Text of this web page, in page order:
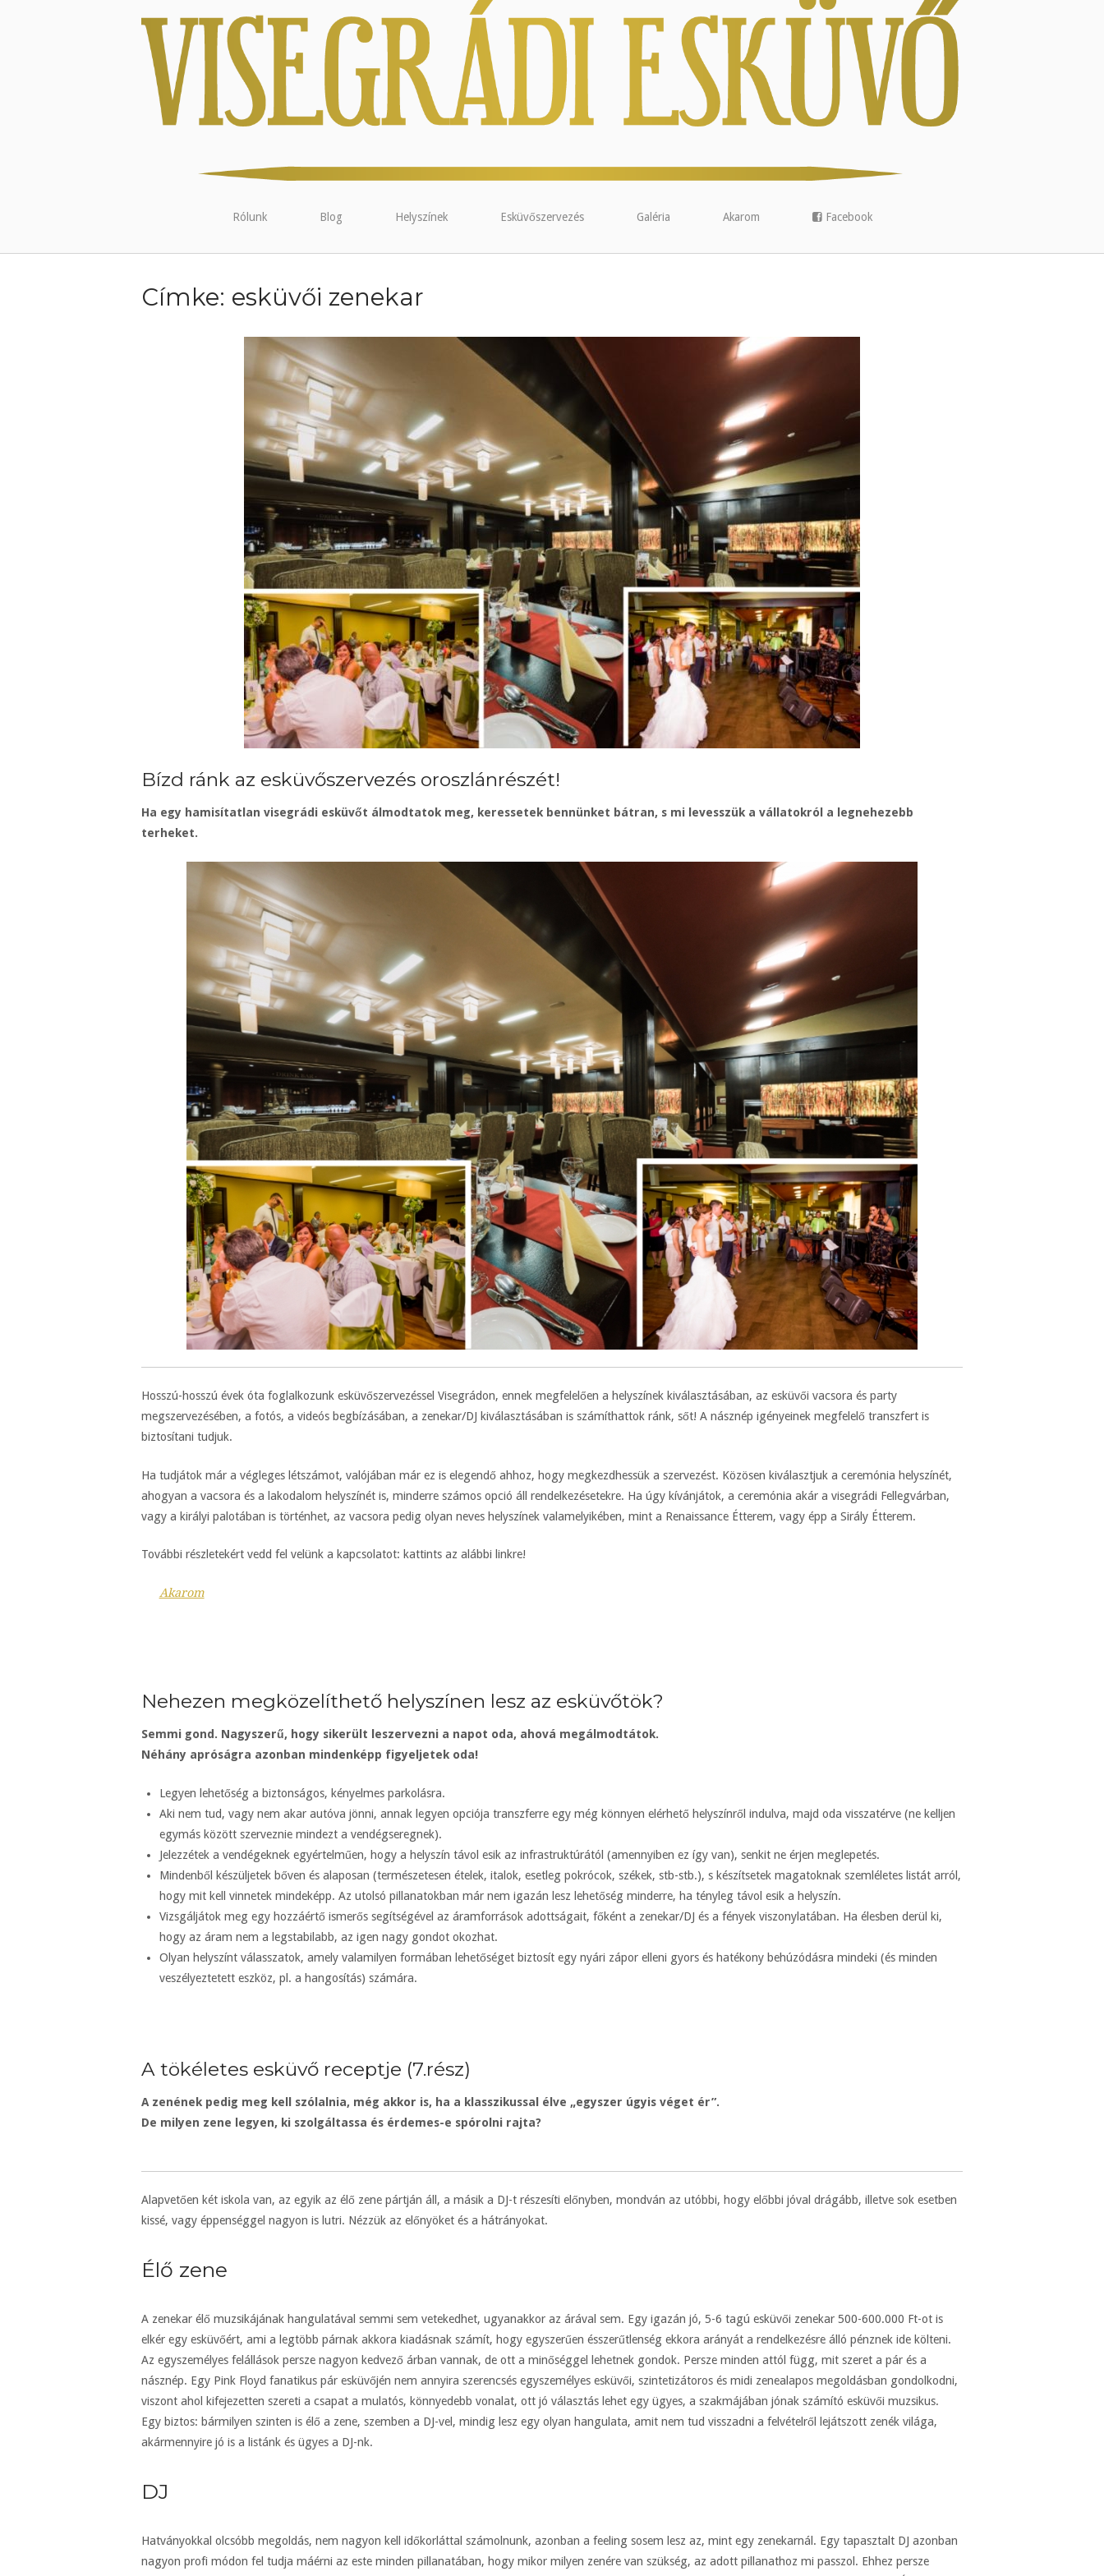
Rólunk Blog Helyszínek Esküvőszervezés Galéria Akarom Facebook
Címke: esküvői zenekar
Bízd ránk az esküvőszervezés oroszlánrészét!
Ha egy hamisítatlan visegrádi esküvőt álmodtatok meg, keressetek bennünket bátran, s mi levesszük a vállatokról a legnehezebb
terheket.
Hosszú-hosszú évek óta foglalkozunk esküvőszervezéssel Visegrádon, ennek megfelelően a helyszínek kiválasztásában, az esküvői vacsora és party
megszervezésében, a fotós, a videós begbízásában, a zenekar/DJ kiválasztásában is számíthattok ránk, sőt! A násznép igényeinek megfelelő transzfert is
biztosítani tudjuk.
Ha tudjátok már a végleges létszámot, valójában már ez is elegendő ahhoz, hogy megkezdhessük a szervezést. Közösen kiválasztjuk a ceremónia helyszínét,
ahogyan a vacsora és a lakodalom helyszínét is, minderre számos opció áll rendelkezésetekre. Ha úgy kívánjátok, a ceremónia akár a visegrádi Fellegvárban,
vagy a királyi palotában is történhet, az vacsora pedig olyan neves helyszínek valamelyikében, mint a Renaissance Étterem, vagy épp a Sirály Étterem.
További részletekért vedd fel velünk a kapcsolatot: kattints az alábbi linkre!
Akarom
Nehezen megközelíthető helyszínen lesz az esküvőtök?
Semmi gond. Nagyszerű, hogy sikerült leszervezni a napot oda, ahová megálmodtátok.
Néhány apróságra azonban mindenképp figyeljetek oda!
Legyen lehetőség a biztonságos, kényelmes parkolásra.
Aki nem tud, vagy nem akar autóva jönni, annak legyen opciója transzferre egy még könnyen elérhető helyszínről indulva, majd oda visszatérve (ne kelljen
egymás között szerveznie mindezt a vendégseregnek).
Jelezzétek a vendégeknek egyértelműen, hogy a helyszín távol esik az infrastruktúrától (amennyiben ez így van), senkit ne érjen meglepetés.
Mindenből készüljetek bőven és alaposan (természetesen ételek, italok, esetleg pokrócok, székek, stb-stb.), s készítsetek magatoknak szemléletes listát arról,
hogy mit kell vinnetek mindeképp. Az utolsó pillanatokban már nem igazán lesz lehetőség minderre, ha tényleg távol esik a helyszín.
Vizsgáljátok meg egy hozzáértő ismerős segítségével az áramforrások adottságait, főként a zenekar/DJ és a fények viszonylatában. Ha élesben derül ki,
hogy az áram nem a legstabilabb, az igen nagy gondot okozhat.
Olyan helyszínt válasszatok, amely valamilyen formában lehetőséget biztosít egy nyári zápor elleni gyors és hatékony behúzódásra mindeki (és minden
veszélyeztetett eszköz, pl. a hangosítás) számára.
A tökéletes esküvő receptje (7.rész)
A zenének pedig meg kell szólalnia, még akkor is, ha a klasszikussal élve „egyszer úgyis véget ér”.
De milyen zene legyen, ki szolgáltassa és érdemes-e spórolni rajta?
Alapvetően két iskola van, az egyik az élő zene pártján áll, a másik a DJ-t részesíti előnyben, mondván az utóbbi, hogy előbbi jóval drágább, illetve sok esetben
kissé, vagy éppenséggel nagyon is lutri. Nézzük az előnyöket és a hátrányokat.
Élő zene
A zenekar élő muzsikájának hangulatával semmi sem vetekedhet, ugyanakkor az árával sem. Egy igazán jó, 5-6 tagú esküvői zenekar 500-600.000 Ft-ot is
elkér egy esküvőért, ami a legtöbb párnak akkora kiadásnak számít, hogy egyszerűen ésszerűtlenség ekkora arányát a rendelkezésre álló pénznek ide költeni.
Az egyszemélyes felállások persze nagyon kedvező árban vannak, de ott a minőséggel lehetnek gondok. Persze minden attól függ, mit szeret a pár és a
násznép. Egy Pink Floyd fanatikus pár esküvőjén nem annyira szerencsés egyszemélyes esküvői, szintetizátoros és midi zenealapos megoldásban gondolkodni,
viszont ahol kifejezetten szereti a csapat a mulatós, könnyedebb vonalat, ott jó választás lehet egy ügyes, a szakmájában jónak számító esküvői muzsikus.
Egy biztos: bármilyen szinten is élő a zene, szemben a DJ-vel, mindig lesz egy olyan hangulata, amit nem tud visszadni a felvételről lejátszott zenék világa,
akármennyire jó is a listánk és ügyes a DJ-nk.
DJ
Hatványokkal olcsóbb megoldás, nem nagyon kell időkorláttal számolnunk, azonban a feeling sosem lesz az, mint egy zenekarnál. Egy tapasztalt DJ azonban
nagyon profi módon fel tudja máérni az este minden pillanatában, hogy mikor milyen zenére van szükség, az adott pillanathoz mi passzol. Ehhez persze